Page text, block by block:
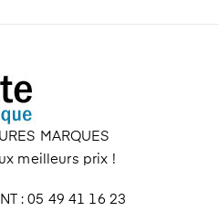
MARQUES
meilleurs prix !
: 05 49 41 16 23